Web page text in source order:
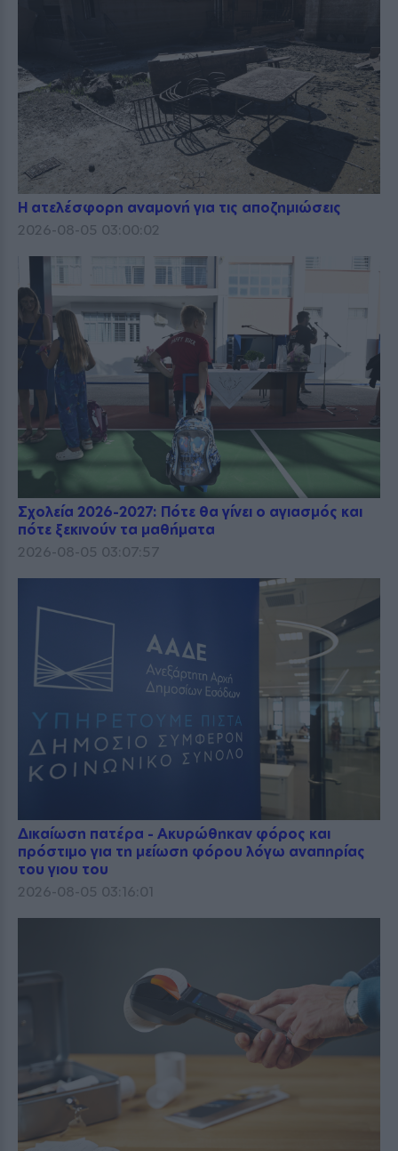
Η ατελέσφορη αναμονή για τις αποζημιώσεις
2026-08-05 03:00:02
Σχολεία 2026-2027: Πότε θα γίνει ο αγιασμός και
πότε ξεκινούν τα μαθήματα
2026-08-05 03:07:57
Δικαίωση πατέρα - Ακυρώθηκαν φόρος και
πρόστιμο για τη μείωση φόρου λόγω αναπηρίας
του γιου του
2026-08-05 03:16:01